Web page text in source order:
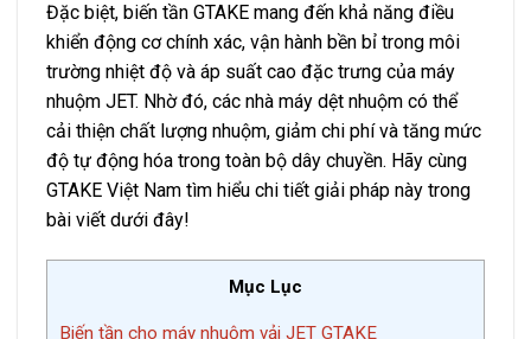
Đặc biệt, biến tần GTAKE mang đến khả năng điều
khiển động cơ chính xác, vận hành bền bỉ trong môi
trường nhiệt độ và áp suất cao đặc trưng của máy
nhuộm JET. Nhờ đó, các nhà máy dệt nhuộm có thể
cải thiện chất lượng nhuộm, giảm chi phí và tăng mức
độ tự động hóa trong toàn bộ dây chuyền. Hãy cùng
GTAKE Việt Nam tìm hiểu chi tiết giải pháp này trong
bài viết dưới đây!
Mục Lục
Biến tần cho máy nhuộm vải JET GTAKE